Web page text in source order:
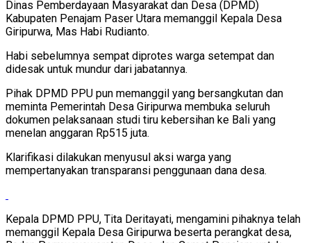
Dinas Pemberdayaan Masyarakat dan Desa (DPMD)
Kabupaten Penajam Paser Utara memanggil Kepala Desa
Giripurwa, Mas Habi Rudianto.
Habi sebelumnya sempat diprotes warga setempat dan
didesak untuk mundur dari jabatannya.
Pihak DPMD PPU pun memanggil yang bersangkutan dan
meminta Pemerintah Desa Giripurwa membuka seluruh
dokumen pelaksanaan studi tiru kebersihan ke Bali yang
menelan anggaran Rp515 juta.
Klarifikasi dilakukan menyusul aksi warga yang
mempertanyakan transparansi penggunaan dana desa.
Kepala DPMD PPU, Tita Deritayati, mengamini pihaknya telah
memanggil Kepala Desa Giripurwa beserta perangkat desa,